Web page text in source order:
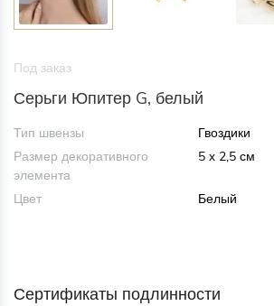
Под заказ
Серьги Юпитер G, белый
Тип швензы
Гвоздики
Размер декоративного
элемента
5 х 2,5 см
Цвет Белый
Сертификаты подлинности